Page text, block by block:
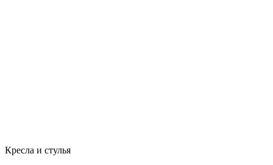
Кресла и стулья